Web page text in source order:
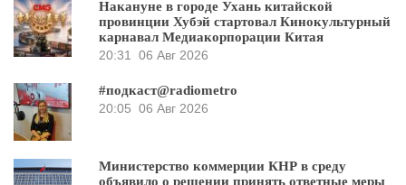
Накануне в городе Ухань китайской
провинции Хубэй стартовал Кинокультурный
карнавал Медиакорпорации Китая
20:31
06 Авг 2026
#подкаст@radiometro
20:05 06 Авг 2026
Министерство коммерции КНР в среду
объявило о решении принять ответные меры